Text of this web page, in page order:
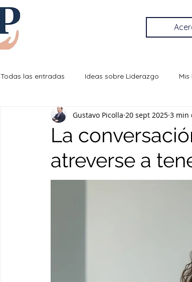
Todas las entradas Ideas sobre Liderazgo
Efectividad Personal
La
atreverse a
Gustavo Picolla 20 sept 2025 3 min